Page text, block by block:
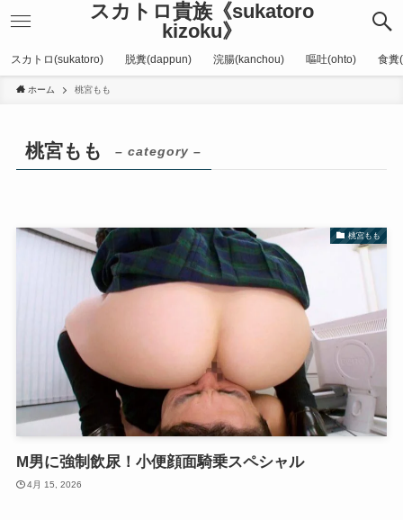
スカトロ貴族《sukatoro
kizoku》
スカトロ(sukatoro) 脱糞(dappun) 浣腸(kanchou) 嘔吐(ohto) 食糞
ホーム 桃宮もも
桃宮もも – category –
桃宮もも
M男に強制飲尿！小便顔面騎乗スペシャル
4月 15, 2026